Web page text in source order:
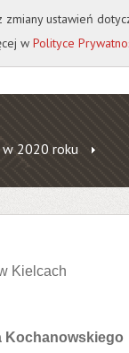
w 2020 roku
Kielcach
Kochanowskiego
ustawień
w Polityce